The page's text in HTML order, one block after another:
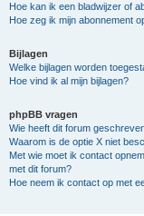
Hoe kan ik een bladwijzer of
Hoe zeg ik mijn abonnement
Bijlagen
Welke bijlagen worden
Hoe vind ik al mijn bijlagen?
phpBB vragen
Wie heeft dit forum
Waarom is de optie X niet
Met wie moet ik contact
met dit forum?
Hoe neem ik contact op met